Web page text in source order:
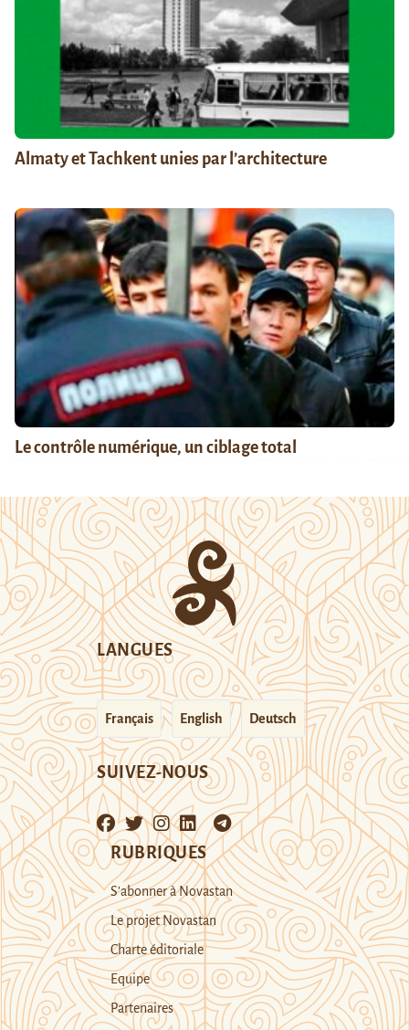
Almaty et Tachkent unies par l’architecture
Le contrôle numérique, un ciblage total
LANGUES
Français English Deutsch
SUIVEZ-NOUS
RUBRIQUES
S’abonner à Novastan
Le projet Novastan
Charte éditoriale
Equipe
Partenaires